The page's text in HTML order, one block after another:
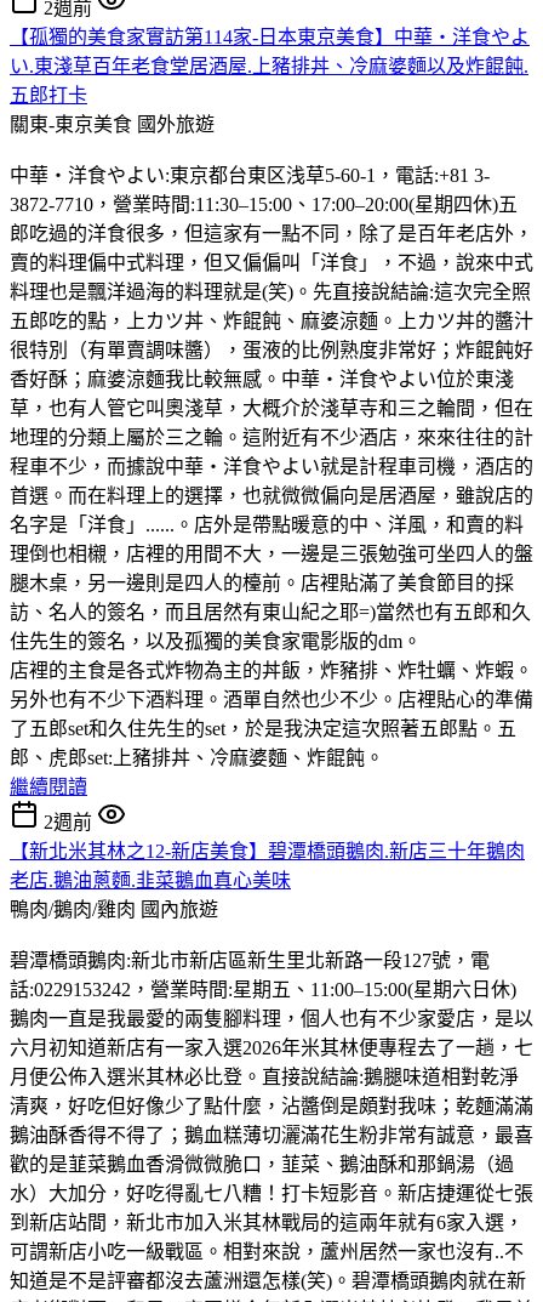
2週前
【孤獨的美食家實訪第114家-日本東京美食】中華・洋食やよ
い.東淺草百年老食堂居酒屋.上豬排丼、冷麻婆麵以及炸餛飩.
五郎打卡
關東-東京美食 國外旅遊
中華・洋食やよい:東京都台東区浅草5-60-1，電話:+81 3-
3872-7710，營業時間:11:30–15:00、17:00–20:00(星期四休)五
郎吃過的洋食很多，但這家有一點不同，除了是百年老店外，
賣的料理偏中式料理，但又偏偏叫「洋食」，不過，說來中式
料理也是飄洋過海的料理就是(笑)。先直接說結論:這次完全照
五郎吃的點，上カツ丼、炸餛飩、麻婆涼麵。上カツ丼的醬汁
很特別（有單賣調味醬），蛋液的比例熟度非常好；炸餛飩好
香好酥；麻婆涼麵我比較無感。中華・洋食やよい位於東淺
草，也有人管它叫奧淺草，大概介於淺草寺和三之輪間，但在
地理的分類上屬於三之輪。這附近有不少酒店，來來往往的計
程車不少，而據說中華・洋食やよい就是計程車司機，酒店的
首選。而在料理上的選擇，也就微微偏向是居酒屋，雖說店的
名字是「洋食」......。店外是帶點暖意的中、洋風，和賣的料
理倒也相櫬，店裡的用間不大，一邊是三張勉強可坐四人的盤
腿木桌，另一邊則是四人的檯前。店裡貼滿了美食節目的採
訪、名人的簽名，而且居然有東山紀之耶=)當然也有五郎和久
住先生的簽名，以及孤獨的美食家電影版的dm。
店裡的主食是各式炸物為主的丼飯，炸豬排、炸牡蠣、炸蝦。
另外也有不少下酒料理。酒單自然也少不少。店裡貼心的準備
了五郎set和久住先生的set，於是我決定這次照著五郎點。五
郎、虎郎set:上豬排丼、冷麻婆麵、炸餛飩。
繼續閱讀
2週前
【新北米其林之12-新店美食】碧潭橋頭鵝肉.新店三十年鵝肉
老店.鵝油蔥麵.韭菜鵝血真心美味
鴨肉/鵝肉/雞肉 國內旅遊
碧潭橋頭鵝肉:新北市新店區新生里北新路一段127號，電
話:0229153242，營業時間:星期五、11:00–15:00(星期六日休)
鵝肉一直是我最愛的兩隻腳料理，個人也有不少家愛店，是以
六月初知道新店有一家入選2026年米其林便專程去了一趟，七
月便公佈入選米其林必比登。直接說結論:鵝腿味道相對乾淨
清爽，好吃但好像少了點什麼，沾醬倒是頗對我味；乾麵滿滿
鵝油酥香得不得了；鵝血糕薄切灑滿花生粉非常有誠意，最喜
歡的是韮菜鵝血香滑微微脆口，韮菜、鵝油酥和那鍋湯（過
水）大加分，好吃得亂七八糟！打卡短影音。新店捷運從七張
到新店站間，新北市加入米其林戰局的這兩年就有6家入選，
可謂新店小吃一級戰區。相對來說，蘆州居然一家也沒有..不
知道是不是評審都沒去蘆洲還怎樣(笑)。碧潭橋頭鵝肉就在新